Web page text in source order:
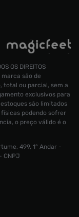
Tênis Mizuno Wave Prophecy Masculino
OS DIREITOS
marca são de
total ou parcial, sem a
exclusivos para
são limitados
físicas podendo sofrer
o preço válido é o
499, 1° Andar -
CNPJ